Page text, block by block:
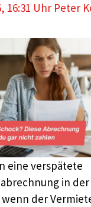
16:31 Uhr Peter
eine verspätete
in
der